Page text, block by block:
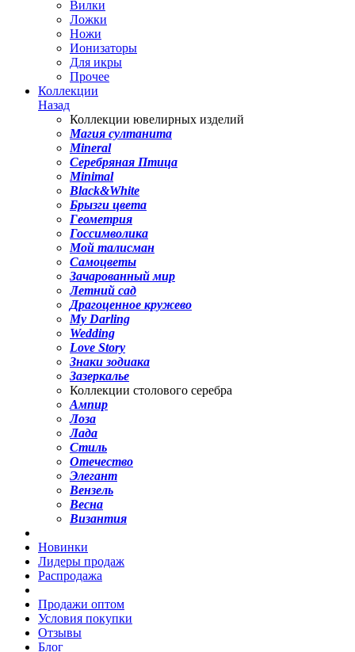
Вилки
Ложки
Ножи
Ионизаторы
Для икры
Прочее
Коллекции
Назад
Коллекции ювелирных изделий
Магия султанита
Mineral
Серебряная Птица
Minimal
Black&White
Брызги цвета
Геометрия
Госсимволика
Мой талисман
Самоцветы
Зачарованный мир
Летний сад
Драгоценное кружево
My Darling
Wedding
Love Story
Знаки зодиака
Зазеркалье
Коллекции столового серебра
Ампир
Лоза
Лада
Стиль
Отечество
Элегант
Вензель
Весна
Византия
Новинки
Лидеры продаж
Распродажа
Продажи оптом
Условия покупки
Отзывы
Блог